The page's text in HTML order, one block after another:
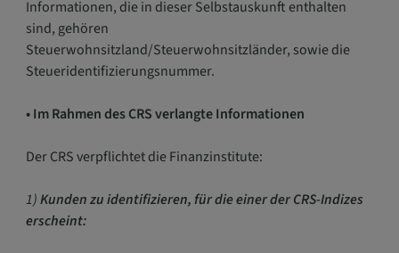
Informationen, die in dieser Selbstauskunft enthalten
sind, gehören
Steuerwohnsitzland/Steuerwohnsitzländer, sowie die
Steueridentifizierungsnummer.
• Im Rahmen des CRS verlangte Informationen
Der CRS verpflichtet die Finanzinstitute:
1)Kunden zu identifizieren, für die einer der CRS-Indizes
erscheint: